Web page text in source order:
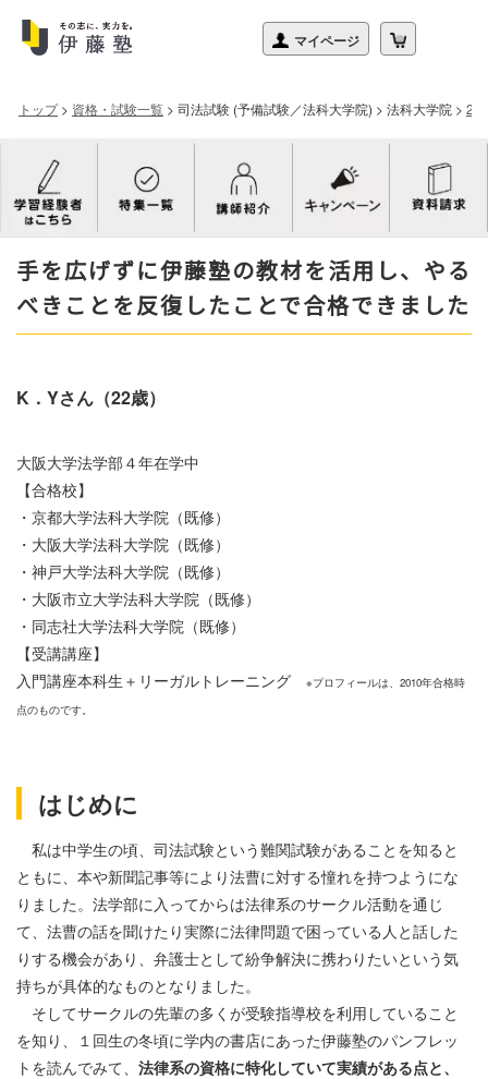
トップ> 資格・試験一覧 > 司法試験 (予備試験／法科大学院) > 法科大学院 >
手を広げずに伊藤塾の教材を活用し、やる
べきことを反復したことで合格できました
K．Yさん（22歳）
大阪大学法学部４年在学中
【合格校】
・京都大学法科大学院（既修）
・大阪大学法科大学院（既修）
・神戸大学法科大学院（既修）
・大阪市立大学法科大学院（既修）
・同志社大学法科大学院（既修）
【受講講座】
入門講座本科生＋リーガルトレーニング
※プロフィールは、2010年合格時
点のものです。
はじめに
私は中学生の頃、司法試験という難関試験があることを知ると
ともに、本や新聞記事等により法曹に対する憧れを持つようにな
りました。法学部に入ってからは法律系のサークル活動を通じ
て、法曹の話を聞けたり実際に法律問題で困っている人と話した
りする機会があり、弁護士として紛争解決に携わりたいという気
持ちが具体的なものとなりました。
そしてサークルの先輩の多くが受験指導校を利用していること
を知り、１回生の冬頃に学内の書店にあった伊藤塾のパンフレッ
トを読んでみて、 法律系の資格に特化していて実績がある点と、